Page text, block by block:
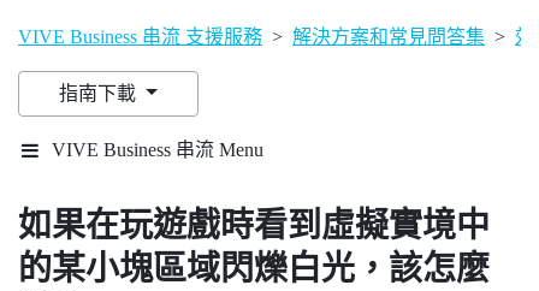
VIVE Business 串流 支援服務 > 解決方案和常見問答集 > 效
指南下載
VIVE Business 串流 Menu
如果在玩遊戲時看到虛擬實境中
的某小塊區域閃爍白光，該怎麼